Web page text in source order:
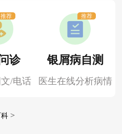
诊
/电话
推荐
银屑病自测
医生在线分析病情
推荐
>